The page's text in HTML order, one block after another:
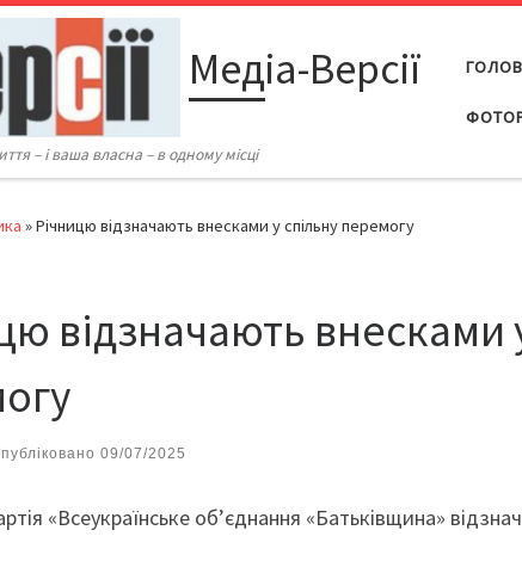
Медіа-Версії
– і ваша власна – в одному місці
»Річницю відзначають внесками у спільну перемогу
відзначають внесками
09/07/2025
«Всеукраїнське об’єднання «Батьківщина»